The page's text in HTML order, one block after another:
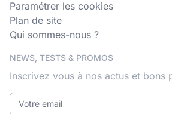
Paramétrer les cookies
Plan de site
Qui sommes-nous ?
NEWS, TESTS & PROMOS
Inscrivez vous à nos actus et bons